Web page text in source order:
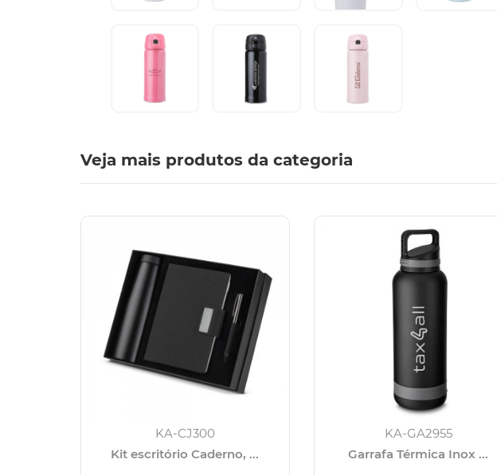
Veja mais produtos da categoria
KA-CJ300
Kit escritório Caderno, ...
KA-GA2955
Garrafa Térmica Inox ...